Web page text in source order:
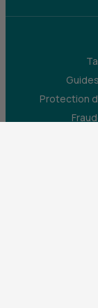
Protection